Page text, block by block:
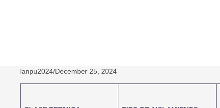
lanpu2024/December 25, 2024